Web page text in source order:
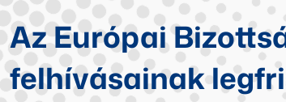
Az Európai
felhívásainak